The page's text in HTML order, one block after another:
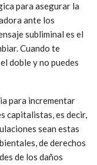
para asegurar la
ante los
subliminal es el
Cuando te
doble y no puedes
para incrementar
capitalistas, es decir,
sean estas
de derechos
de los daños